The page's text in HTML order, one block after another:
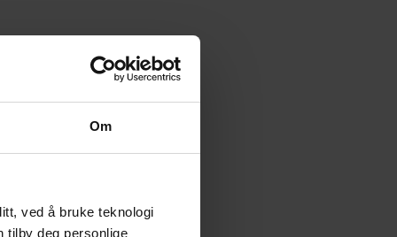
Om
ved å bruke teknologi
tilby deg personlige